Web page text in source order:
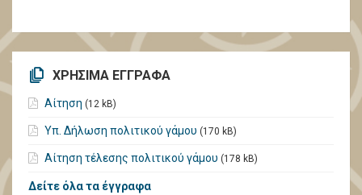
ΧΡΗΣΙΜΑ ΕΓΓΡΑΦΑ
Αίτηση (12 kB)
Υπ. Δήλωση πολιτικού γάμου (170 kB)
Αίτηση τέλεσης πολιτικού γάμου (178 kB)
Δείτε όλα τα έγγραφα